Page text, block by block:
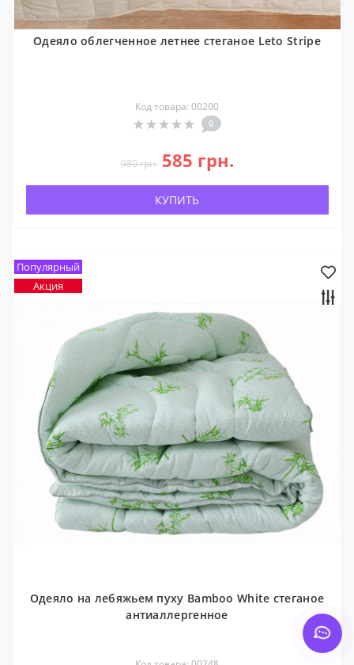
Одеяло облегченное летнее стеганое Leto Stripe
Код товара: 00200
0
980 грн. 585 грн.
КУПИТЬ
Популярный
Акция
Одеяло на лебяжьем пуху Bamboo White стеганое
антиаллергенное